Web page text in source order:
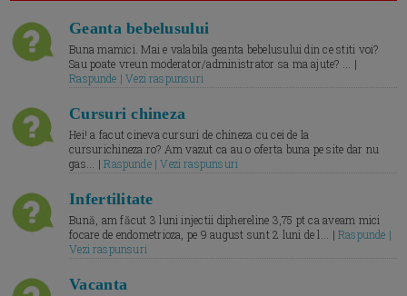
Geanta bebelusului
Buna mamici. Mai e valabila geanta bebelusului din ce stiti voi?
Sau poate vreun moderator/administrator sa ma ajute? ... |
Raspunde | Vezi raspunsuri
Cursuri chineza
Hei! a facut cineva cursuri de chineza cu cei de la
cursurichineza.ro? Am vazut ca au o oferta buna pe site dar nu
gas... |Raspunde | Vezi raspunsuri
Infertilitate
Bună, am făcut 3 luni injectii diphereline 3,75 pt ca aveam mici
focare de endometrioza, pe 9 august sunt 2 luni de l... |Raspunde |
Vezi raspunsuri
Vacanta